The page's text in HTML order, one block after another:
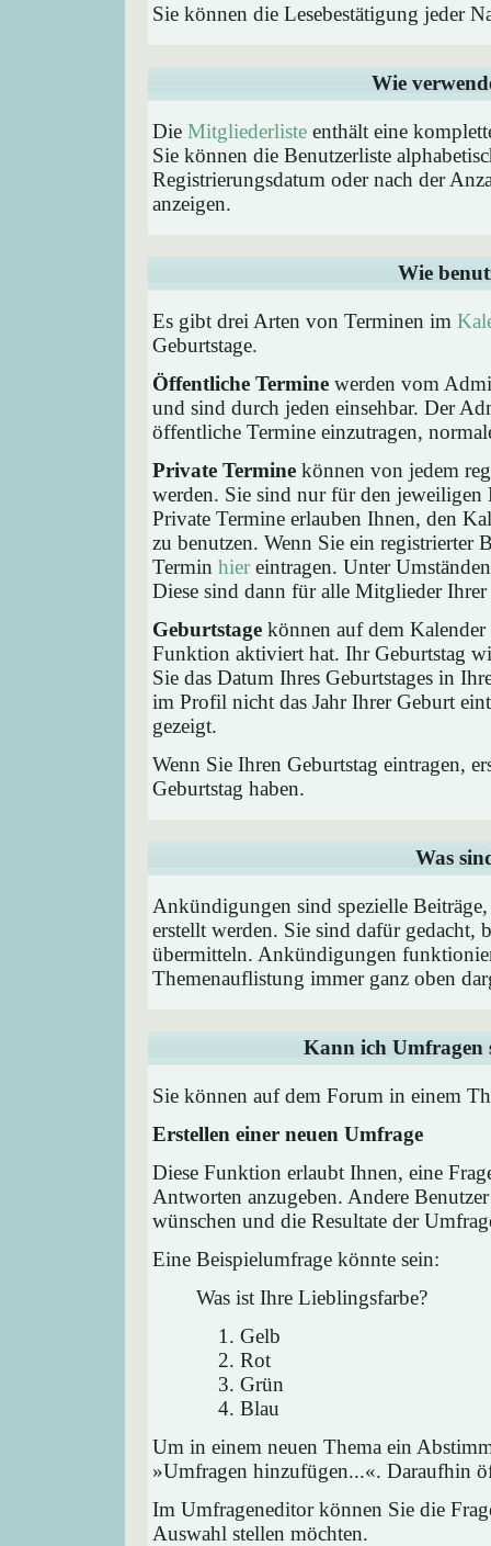
Sie können die Lesebestätigung jeder
Wie
Die Mitgliederliste enthält eine
Sie können die Benutzerliste
Registrierungsdatum oder nach der
anzeigen.
Wie
Es gibt drei Arten von Terminen im
Geburtstage.
Öffentliche Termine werden vom
und sind durch jeden einsehbar. Der
öffentliche Termine einzutragen,
Private Termine können von jedem
werden. Sie sind nur für den jeweiligen
Private Termine erlauben Ihnen, den
zu benutzen. Wenn Sie ein registrierter
Termin hiereintragen. Unter
Diese sind dann für alle Mitglieder
Geburtstage können auf dem
Funktion aktiviert hat. Ihr Geburtstag
Sie das Datum Ihres Geburtstages in
im Profil nicht das Jahr Ihrer Geburt
gezeigt.
Wenn Sie Ihren Geburtstag eintragen,
Geburtstag haben.
Was
Ankündigungen sind spezielle
erstellt werden. Sie sind dafür gedacht,
übermitteln. Ankündigungen
Themenauflistung immer ganz oben
Kann ich Umfragen
Sie können auf dem Forum in einem
Erstellen einer neuen Umfrage
Diese Funktion erlaubt Ihnen, eine
Antworten anzugeben. Andere
wünschen und die Resultate der
Eine Beispielumfrage könnte sein:
Was ist Ihre Lieblingsfarbe?
Gelb
Rot
Grün
Blau
Um in einem neuen Thema ein
»Umfragen hinzufügen...«. Daraufhin
Im Umfrageneditor können Sie die
Auswahl stellen möchten.